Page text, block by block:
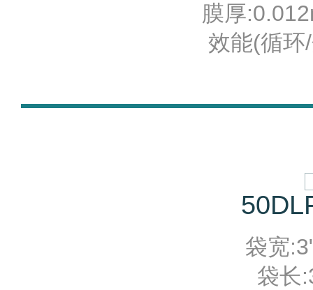
膜厚
效能(循环
袋宽
袋长